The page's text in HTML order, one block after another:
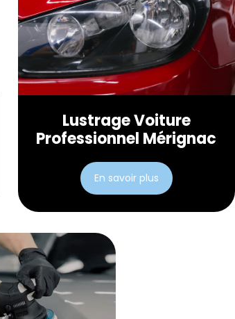
Lustrage Voiture
Professionnel Mérignac
En savoir plus